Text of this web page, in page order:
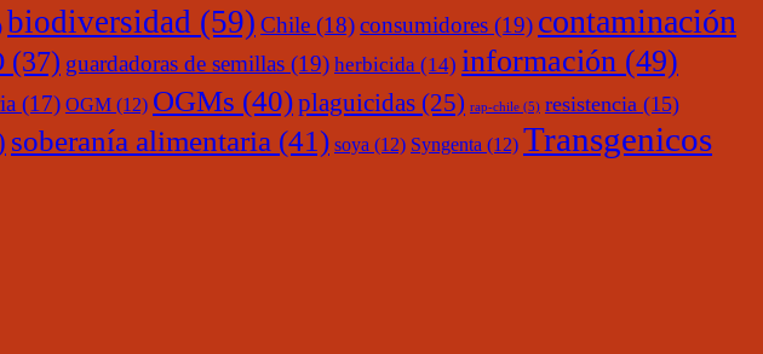
biodiversidad (59) Chile (18)consumidores (19) contaminación
(37) guardadoras de semillas (19) herbicida (14) información (49)
(17) OGM (12) OGMs (40)plaguicidas (25) rap-chile (5) resistencia (15)
soberanía alimentaria (41) soya (12) Syngenta (12) Transgenicos